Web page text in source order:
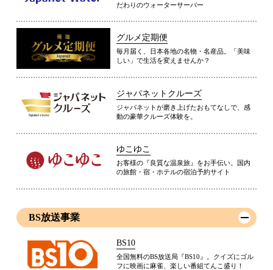
だわりのウォーターサーバー
グルメ定期便
毎月届く、日本各地の名物・名産品。「美味
しい」で生活を変えませんか？
ジャパネットクルーズ
ジャパネットが磨き上げたおもてなしで、感
動の豪華クルーズ体験を。
ゆこゆこ
お客様の『良質な温泉旅』をお手伝い。国内
の旅館・宿・ホテルの宿泊予約サイト
BS放送事業
BS10
全国無料のBS放送局『BS10』。クイズにゴル
フに映画に麻雀、楽しい番組てんこ盛り！